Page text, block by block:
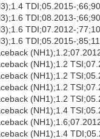
TDI;05.2015-
TDI;08.2013-
TDI;07.2012-
TDI;05.2015-
(NH1);1.2
(NH1);1.2
(NH1);1.2
(NH1);1.2
(NH1);1.4
(NH1);1.4